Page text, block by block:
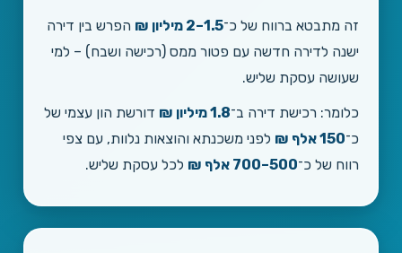
זה מתבטא ברווח של כ־1.5–2 מיליון ₪
הפרש בין דירה
ישנה לדירה חדשה עם פטור ממס (רכישה ושבח) – למי
שעושה עסקת שליש.
כלומר: רכישת דירה ב־1.8 מיליון ₪
דורשת הון עצמי של
כ־150 אלף ₪
לפני משכנתא והוצאות נלוות, עם צפי
רווח של כ־500–700 אלף ₪ לכל עסקת שליש.